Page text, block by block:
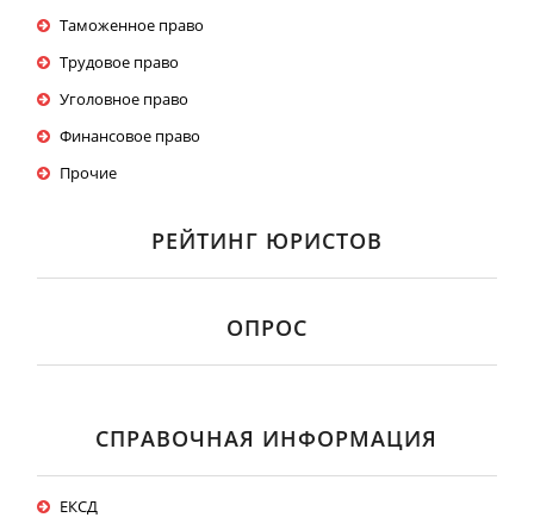
Таможенное право
Трудовое право
Уголовное право
Финансовое право
Прочие
РЕЙТИНГ ЮРИСТОВ
ОПРОС
СПРАВОЧНАЯ ИНФОРМАЦИЯ
ЕКСД